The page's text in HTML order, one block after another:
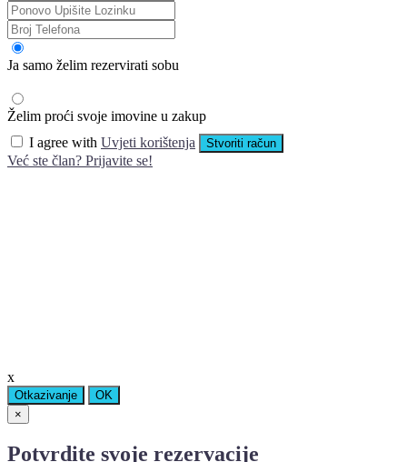
Ja samo želim rezervirati sobu
Želim proći svoje imovine u zakup
I agree with Uvjeti korištenja Stvoriti račun
Već ste član? Prijavite se!
x
Otkazivanje
OK
×
Potvrdite svoje rezervacije